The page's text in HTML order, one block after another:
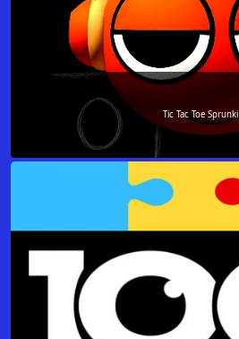
Tic Tac Toe Sprunki